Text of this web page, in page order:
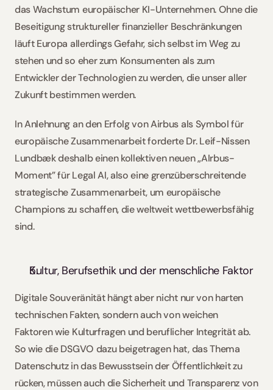
das Wachstum europäischer KI-Unternehmen. Ohne die
Beseitigung struktureller finanzieller Beschränkungen
läuft Europa allerdings Gefahr, sich selbst im Weg zu
stehen und so eher zum Konsumenten als zum
Entwickler der Technologien zu werden, die unser aller
Zukunft bestimmen werden.
In Anlehnung an den Erfolg von Airbus als Symbol für
europäische Zusammenarbeit forderte Dr. Leif-Nissen
Lundbæk deshalb einen kollektiven neuen „AIrbus-
Moment” für Legal AI, also eine grenzüberschreitende
strategische Zusammenarbeit, um europäische
Champions zu schaffen, die weltweit wettbewerbsfähig
sind.
Kultur, Berufsethik und der menschliche Faktor
Digitale Souveränität hängt aber nicht nur von harten
technischen Fakten, sondern auch von weichen
Faktoren wie Kulturfragen und beruflicher Integrität ab.
So wie die DSGVO dazu beigetragen hat, das Thema
Datenschutz in das Bewusstsein der Öffentlichkeit zu
rücken, müssen auch die Sicherheit und Transparenz von